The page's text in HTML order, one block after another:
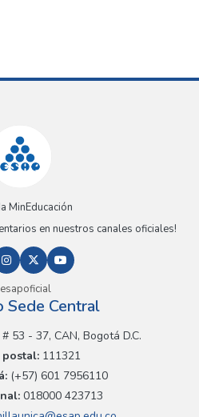
MinEducación
en nuestros canales oficiales!
Sede Central
53 - 37, CAN, Bogotá D.C.
111321
(+57) 601 7956110
018000 423713